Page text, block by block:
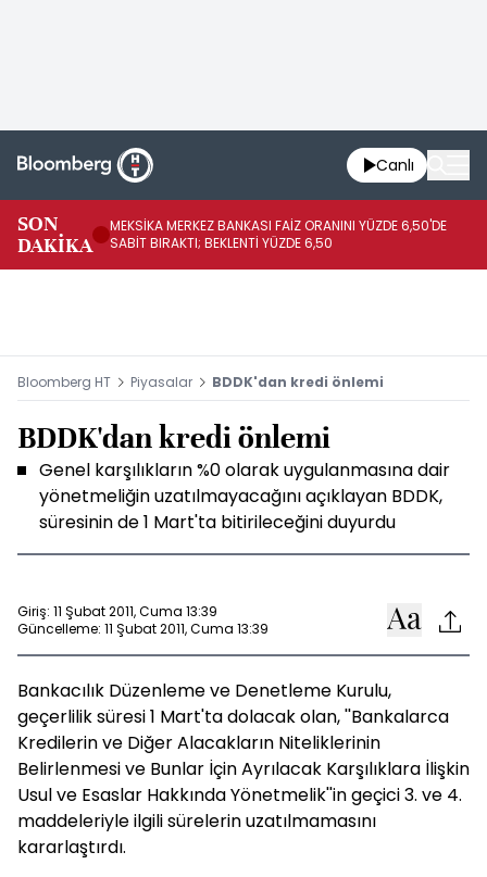
Canlı
SON
DAKİKA
MEKSİKA MERKEZ BANKASI FAİZ ORANINI YÜZDE 6,50'DE
SABİT BIRAKTI; BEKLENTİ YÜZDE 6,50
Bloomberg HT Piyasalar BDDK'dan kredi önlemi
BDDK'dan kredi önlemi
Genel karşılıkların %0 olarak uygulanmasına dair
yönetmeliğin uzatılmayacağını açıklayan BDDK,
süresinin de 1 Mart'ta bitirileceğini duyurdu
Giriş: 11 Şubat 2011, Cuma 13:39
Güncelleme: 11 Şubat 2011, Cuma 13:39
Bankacılık Düzenleme ve Denetleme Kurulu,
geçerlilik süresi 1 Mart'ta dolacak olan, ''Bankalarca
Kredilerin ve Diğer Alacakların Niteliklerinin
Belirlenmesi ve Bunlar İçin Ayrılacak Karşılıklara İlişkin
Usul ve Esaslar Hakkında Yönetmelik''in geçici 3. ve 4.
maddeleriyle ilgili sürelerin uzatılmamasını
kararlaştırdı.